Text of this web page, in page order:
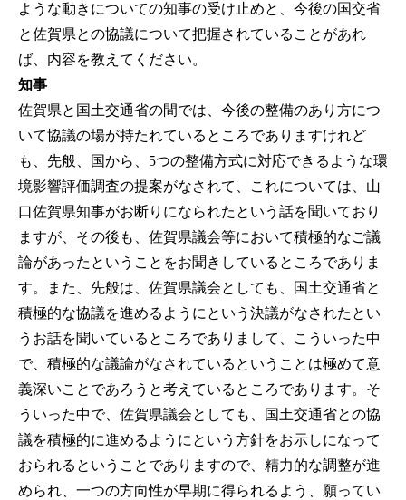
ような動きについての知事の受け止めと、今後の国交省
と佐賀県との協議について把握されていることがあれ
ば、内容を教えてください。
知事
佐賀県と国土交通省の間では、今後の整備のあり方につ
いて協議の場が持たれているところでありますけれど
も、先般、国から、5つの整備方式に対応できるような環
境影響評価調査の提案がなされて、これについては、山
口佐賀県知事がお断りになられたという話を聞いており
ますが、その後も、佐賀県議会等において積極的なご議
論があったということをお聞きしているところでありま
す。また、先般は、佐賀県議会としても、国土交通省と
積極的な協議を進めるようにという決議がなされたとい
うお話を聞いているところでありまして、こういった中
で、積極的な議論がなされているということは極めて意
義深いことであろうと考えているところであります。そ
ういった中で、佐賀県議会としても、国土交通省との協
議を積極的に進めるようにという方針をお示しになって
おられるということでありますので、精力的な調整が進
められ、一つの方向性が早期に得られるよう、願ってい